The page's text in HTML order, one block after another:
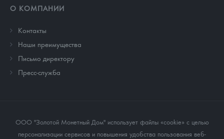
О КОМПАНИИ
Контакты
Наши преимущества
Письмо директору
Пресс-служба
ООО "Золотой Монетный Дом" использует файлы «cookie» с целью
персонализации сервисов и повышения удобства пользования веб-